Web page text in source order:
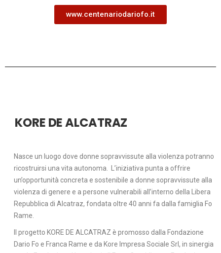
www.centenariodariofo.it
KORE DE ALCATRAZ
Nasce un luogo dove donne sopravvissute alla violenza potranno
ricostruirsi una vita autonoma. L’iniziativa punta a offrire
un’opportunità concreta e sostenibile a donne sopravvissute alla
violenza di genere e a persone vulnerabili all’interno della Libera
Repubblica di Alcatraz, fondata oltre 40 anni fa dalla famiglia Fo
Rame.
l progetto KORE DE ALCATRAZ è promosso dalla Fondazione
Dario Fo e Franca Rame e da Kore Impresa Sociale Srl, in sinergia